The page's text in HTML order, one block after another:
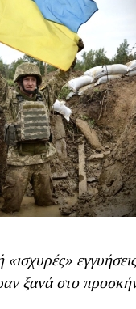
«ισχυρές»
ξανά στο